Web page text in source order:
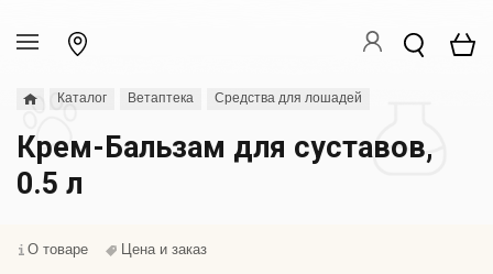
Каталог Ветаптека Средства для лошадей
Крем-Бальзам для суставов,
0.5 л
О товаре Цена и заказ